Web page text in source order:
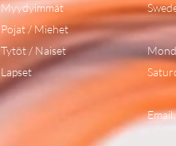
Myydyimmät
Pojat / Miehet
Tytöt / Naiset
Lapset